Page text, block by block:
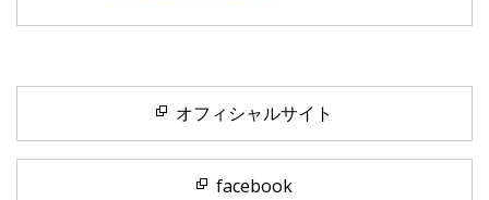
オフィシャルサイト
facebook